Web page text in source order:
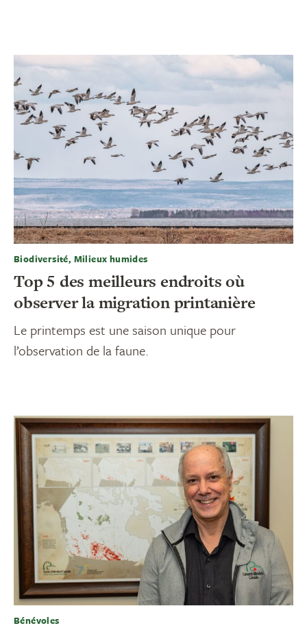
Biodiversité, Milieux humides
Top 5 des meilleurs endroits où
observer la migration printanière
Le printemps est une saison unique pour
l’observation de la faune.
Bénévoles